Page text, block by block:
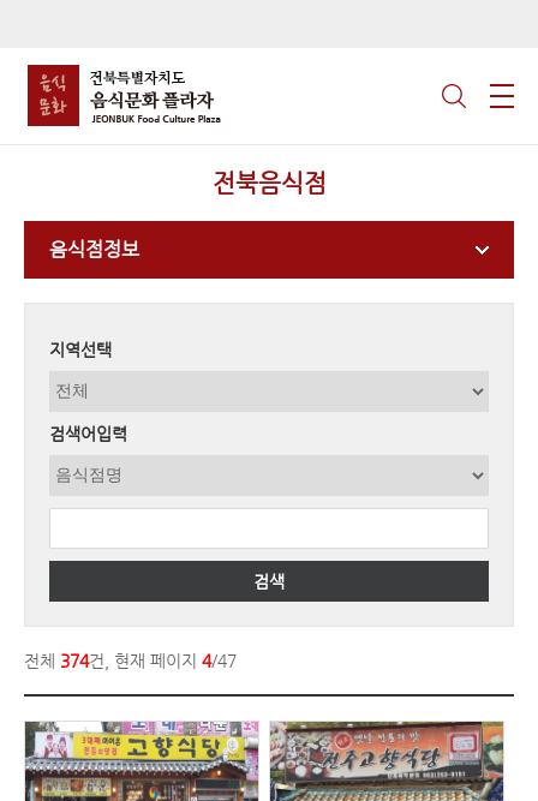
전북음식점
음식점정보
지역선택
검색어입력
검색
전체 374건, 현재 페이지 4/47